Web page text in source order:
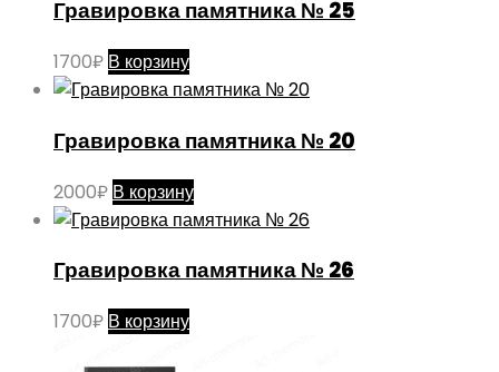
Гравировка памятника № 25
1700₽ В корзину
Гравировка памятника № 20
2000₽ В корзину
Гравировка памятника № 26
1700₽ В корзину